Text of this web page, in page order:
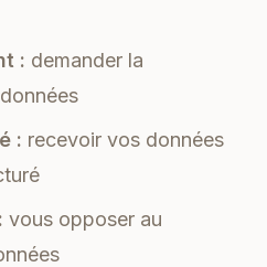
: demander la
: recevoir vos données
vous opposer au